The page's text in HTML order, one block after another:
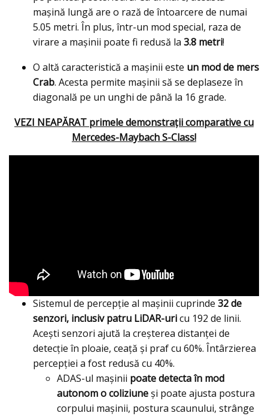
mașină lungă are o rază de întoarcere de numai
5.05 metri. În plus, într-un mod special, raza de
virare a mașinii poate fi redusă la 3.8 metri!
O altă caracteristică a mașinii este un mod de mers
Crab. Acesta permite mașinii să se deplaseze în
diagonală pe un unghi de până la 16 grade.
VEZI NEAPĂRAT primele demonstrații comparative cu
Mercedes-Maybach S-Class!
Sistemul de percepție al mașinii cuprinde 32 de
senzori, inclusiv patru LiDAR-uricu 192 de linii.
Acești senzori ajută la creșterea distanței de
detecție în ploaie, ceață și praf cu 60%. Întârzierea
percepției a fost redusă cu 40%.
ADAS-ul mașinii poate detecta în mod
autonom o coliziuneși poate ajusta postura
corpului mașinii, postura scaunului, strânge